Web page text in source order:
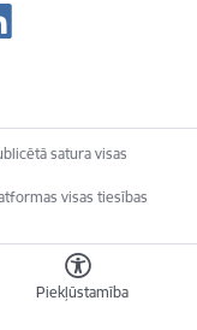
Piekļūstamība
satura visas
visas tiesības